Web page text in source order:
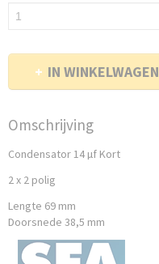
IN WINKELWAGEN
Omschrijving
Condensator 14 µf Kort
2 x 2 polig
Lengte 69 mm
Doorsnede 38,5 mm